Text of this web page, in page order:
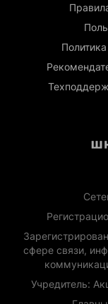
сфере связи,
Учредитель: